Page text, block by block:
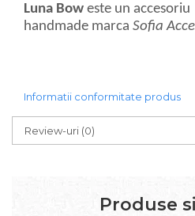
Luna Bow este un accesoriu
handmade marca Sofia
Informatii conformitate produs
Review-uri (0)
Produse